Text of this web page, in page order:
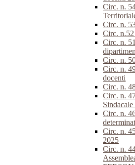
Circ. n.
Circ. n.
Circ.
Circ. n.
Circ. n.
Circ. n.
docenti
Circ. n.
Circ. n.
Circ. n.
Circ. n.
2025
Circ. n.